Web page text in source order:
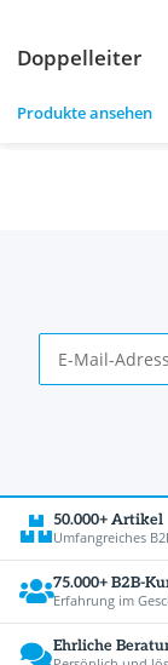
Doppelleiter
Produkte ansehen
50.000+ Artikel
Umfangreiches
75.000+ B2B-
Erfahrung im
Ehrliche